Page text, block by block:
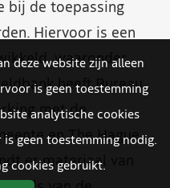
bij de toepassing
Hiervoor is een
waaronder
heeft Bureau
met de
en The Hague
er materiaal van
deze website zijn alleen
is geen toestemming
analytische cookies
is geen toestemming nodig.
cookies gebruikt.